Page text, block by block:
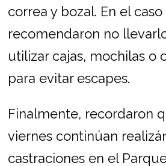
correa y bozal. En el
recomendaron no
utilizar cajas, mochilas o
para evitar escapes.
Finalmente, recordaron
viernes continúan
castraciones en el